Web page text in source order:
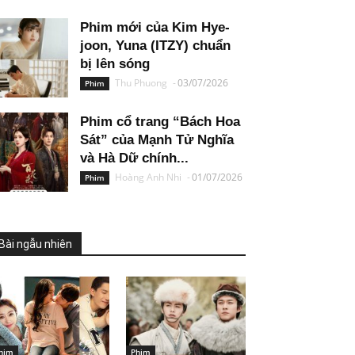
Phim mới của Kim Hye-
joon, Yuna (ITZY) chuẩn
bị lên sóng
Phim Thu Phuong -03/07/2026
Phim cổ trang “Bách Hoa
Sát” của Mạnh Tử Nghĩa
và Hà Dữ chính...
Phim Hoàng Anh Nhi -01/07/2026
ngẫu nhiên
Phim